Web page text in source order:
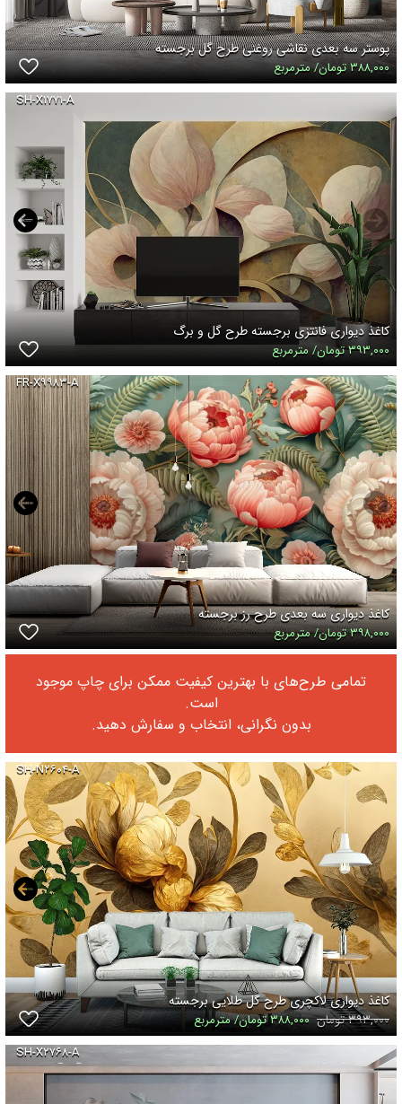
پوستر سه بعدی نقاشی روغنی طرح گل برجسته
۳۸۸,۰۰۰ تومان/ مترمربع
SH-X۱۷۷۱-A
کاغذ دیواری فانتزی برجسته طرح گل و برگ
۳۹۳,۰۰۰ تومان/ مترمربع
FR-X۹۹۸۳-A
کاغذ دیواری سه بعدی طرح رز برجسته
۳۹۸,۰۰۰ تومان/ مترمربع
تمامی طرح‌های با بهترین کیفیت ممکن برای چاپ موجود
است.
بدون نگرانی، انتخاب و سفارش دهید.
SH-N۲۶۰۴-A
کاغذ دیواری لاکچری طرح گل طلایی برجسته
۳۹۳,۰۰۰ تومان
۳۸۸,۰۰۰ تومان/ مترمربع
SH-X۲۷۶۸-A